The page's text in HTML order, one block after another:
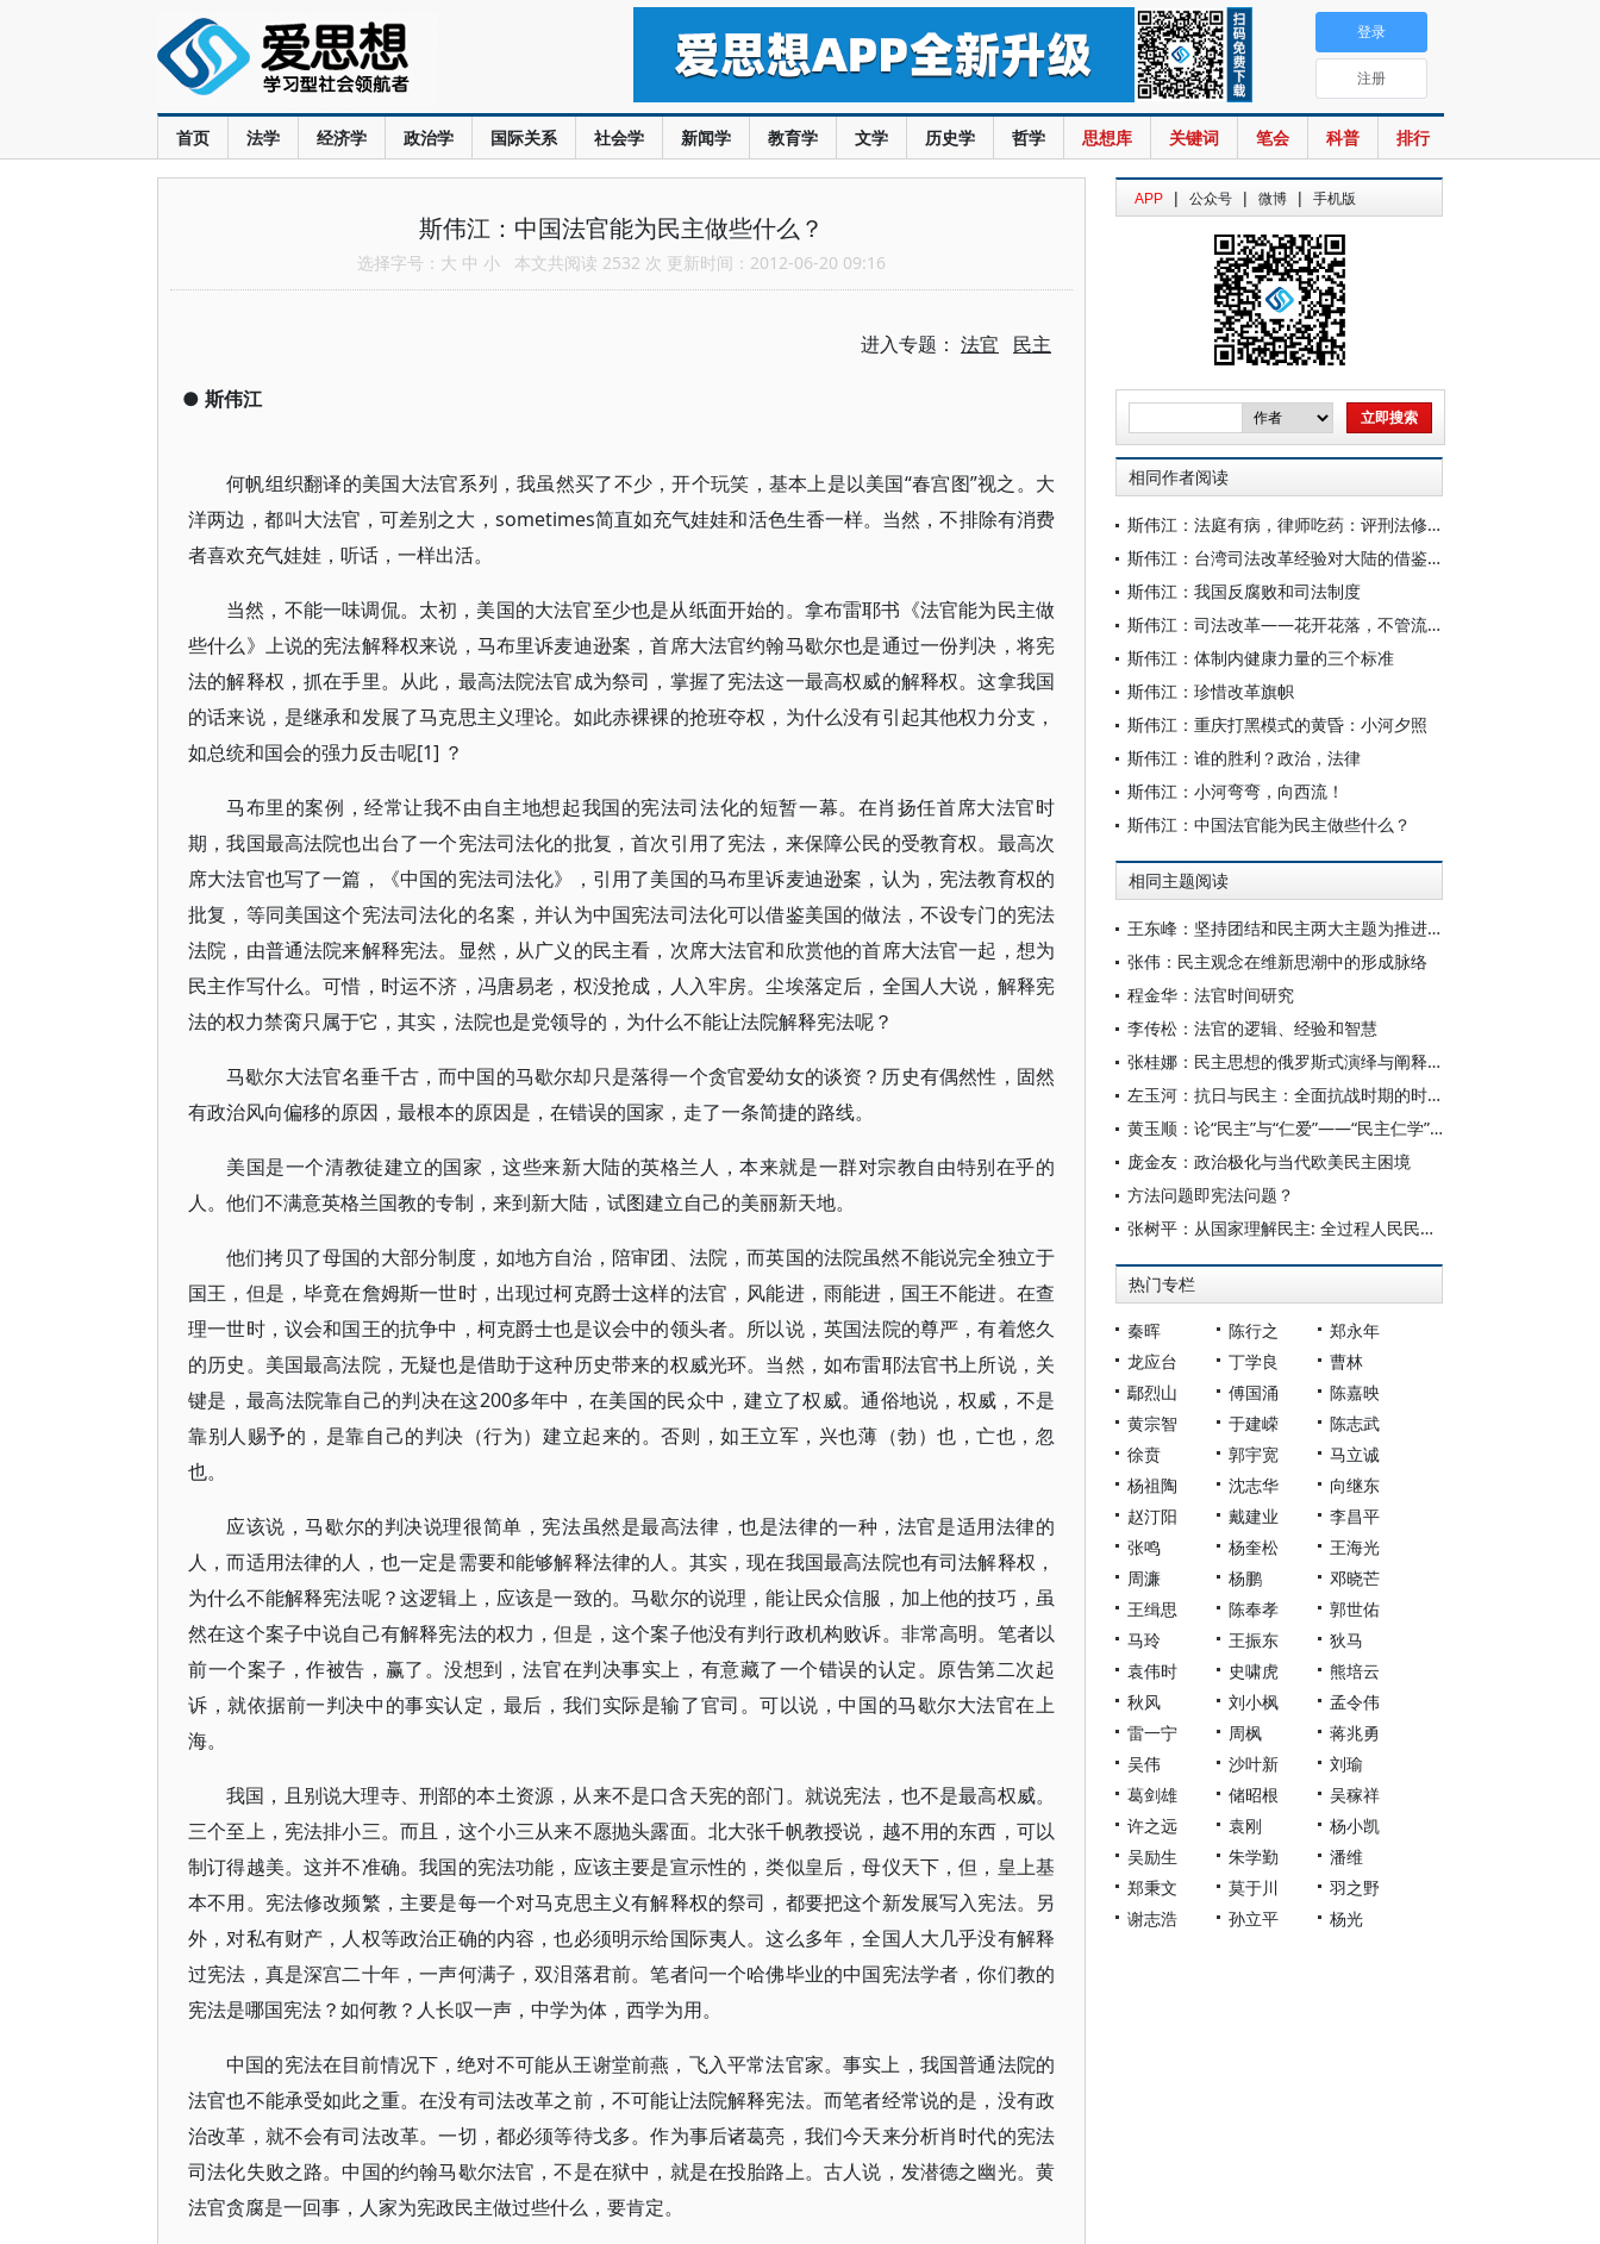
首页 法学 经济学 政治学 国际关系 社会学 新闻学 教育学 文学 历史学 哲学 思想库 关键词 笔会 科普 排行
登录
注册
斯伟江：中国法官能为民主做些什么？
选择字号： 大 中 小 本文共阅读 2532 次 更新时间：2012-06-20 09:16
进入专题： 法官 民主
● 斯伟江
何帆组织翻译的美国大法官系列，我虽然买了不少，开个玩笑，基本上是以美国“春宫图”视之。大
洋两边，都叫大法官，可差别之大，sometimes简直如充气娃娃和活色生香一样。当然，不排除有消费
者喜欢充气娃娃，听话，一样出活。
当然，不能一味调侃。太初，美国的大法官至少也是从纸面开始的。拿布雷耶书《法官能为民主做
些什么》上说的宪法解释权来说，马布里诉麦迪逊案，首席大法官约翰马歇尔也是通过一份判决，将宪
法的解释权，抓在手里。从此，最高法院法官成为祭司，掌握了宪法这一最高权威的解释权。这拿我国
的话来说，是继承和发展了马克思主义理论。如此赤裸裸的抢班夺权，为什么没有引起其他权力分支，
如总统和国会的强力反击呢[1] ？
马布里的案例，经常让我不由自主地想起我国的宪法司法化的短暂一幕。在肖扬任首席大法官时
期，我国最高法院也出台了一个宪法司法化的批复，首次引用了宪法，来保障公民的受教育权。最高次
席大法官也写了一篇，《中国的宪法司法化》，引用了美国的马布里诉麦迪逊案，认为，宪法教育权的
批复，等同美国这个宪法司法化的名案，并认为中国宪法司法化可以借鉴美国的做法，不设专门的宪法
法院，由普通法院来解释宪法。显然，从广义的民主看，次席大法官和欣赏他的首席大法官一起，想为
民主作写什么。可惜，时运不济，冯唐易老，权没抢成，人入牢房。尘埃落定后，全国人大说，解释宪
法的权力禁脔只属于它，其实，法院也是党领导的，为什么不能让法院解释宪法呢？
马歇尔大法官名垂千古，而中国的马歇尔却只是落得一个贪官爱幼女的谈资？历史有偶然性，固然
有政治风向偏移的原因，最根本的原因是，在错误的国家，走了一条简捷的路线。
美国是一个清教徒建立的国家，这些来新大陆的英格兰人，本来就是一群对宗教自由特别在乎的
人。他们不满意英格兰国教的专制，来到新大陆，试图建立自己的美丽新天地。
他们拷贝了母国的大部分制度，如地方自治，陪审团、法院，而英国的法院虽然不能说完全独立于
国王，但是，毕竟在詹姆斯一世时，出现过柯克爵士这样的法官，风能进，雨能进，国王不能进。在查
理一世时，议会和国王的抗争中，柯克爵士也是议会中的领头者。所以说，英国法院的尊严，有着悠久
的历史。美国最高法院，无疑也是借助于这种历史带来的权威光环。当然，如布雷耶法官书上所说，关
键是，最高法院靠自己的判决在这200多年中，在美国的民众中，建立了权威。通俗地说，权威，不是
靠别人赐予的，是靠自己的判决（行为）建立起来的。否则，如王立军，兴也薄（勃）也，亡也，忽
也。
应该说，马歇尔的判决说理很简单，宪法虽然是最高法律，也是法律的一种，法官是适用法律的
人，而适用法律的人，也一定是需要和能够解释法律的人。其实，现在我国最高法院也有司法解释权，
为什么不能解释宪法呢？这逻辑上，应该是一致的。马歇尔的说理，能让民众信服，加上他的技巧，虽
然在这个案子中说自己有解释宪法的权力，但是，这个案子他没有判行政机构败诉。非常高明。笔者以
前一个案子，作被告，赢了。没想到，法官在判决事实上，有意藏了一个错误的认定。原告第二次起
诉，就依据前一判决中的事实认定，最后，我们实际是输了官司。可以说，中国的马歇尔大法官在上
海。
我国，且别说大理寺、刑部的本土资源，从来不是口含天宪的部门。就说宪法，也不是最高权威。
三个至上，宪法排小三。而且，这个小三从来不愿抛头露面。北大张千帆教授说，越不用的东西，可以
制订得越美。这并不准确。我国的宪法功能，应该主要是宣示性的，类似皇后，母仪天下，但，皇上基
本不用。宪法修改频繁，主要是每一个对马克思主义有解释权的祭司，都要把这个新发展写入宪法。另
外，对私有财产，人权等政治正确的内容，也必须明示给国际夷人。这么多年，全国人大几乎没有解释
过宪法，真是深宫二十年，一声何满子，双泪落君前。笔者问一个哈佛毕业的中国宪法学者，你们教的
宪法是哪国宪法？如何教？人长叹一声，中学为体，西学为用。
中国的宪法在目前情况下，绝对不可能从王谢堂前燕，飞入平常法官家。事实上，我国普通法院的
法官也不能承受如此之重。在没有司法改革之前，不可能让法院解释宪法。而笔者经常说的是，没有政
治改革，就不会有司法改革。一切，都必须等待戈多。作为事后诸葛亮，我们今天来分析肖时代的宪法
司法化失败之路。中国的约翰马歇尔法官，不是在狱中，就是在投胎路上。古人说，发潜德之幽光。黄
法官贪腐是一回事，人家为宪政民主做过些什么，要肯定。
APP | 公众号 | 微博 | 手机版
相同作者阅读
斯伟江：法庭有病，律师吃药：评刑法修正案九
斯伟江：台湾司法改革经验对大陆的借鉴意义
斯伟江：我国反腐败和司法制度
斯伟江：司法改革——花开花落，不管流年度
斯伟江：体制内健康力量的三个标准
斯伟江：珍惜改革旗帜
斯伟江：重庆打黑模式的黄昏：小河夕照
斯伟江：谁的胜利？政治，法律
斯伟江：小河弯弯，向西流！
斯伟江：中国法官能为民主做些什么？
相同主题阅读
王东峰：坚持团结和民主两大主题为推进中国式现代化广泛凝心聚力
张伟：民主观念在维新思潮中的形成脉络
程金华：法官时间研究
李传松：法官的逻辑、经验和智慧
张桂娜：民主思想的俄罗斯式演绎与阐释——以俄罗斯保守自由主义流派为例
左玉河：抗日与民主：全面抗战时期的时代主题及其思想回应
黄玉顺：论“民主”与“仁爱”——“民主仁学”的“体用”问题
庞金友：政治极化与当代欧美民主困境
方法问题即宪法问题？
张树平：从国家理解民主: 全过程人民民主的一种政治学阐释
热门专栏
秦晖 陈行之
郑永年
龙应台
丁学良
曹林
鄢烈山
傅国涌
陈嘉映
黄宗智
于建嵘
陈志武
徐贲
郭宇宽
马立诚
杨祖陶
沈志华
向继东
赵汀阳
戴建业
李昌平
张鸣
杨奎松
王海光
周濂
杨鹏
邓晓芒
王缉思
陈奉孝
郭世佑
马玲
王振东
狄马
袁伟时
史啸虎
熊培云
秋风
刘小枫
孟令伟
雷一宁
周枫
蒋兆勇
吴伟
沙叶新
刘瑜
葛剑雄
储昭根
吴稼祥
许之远
袁刚
杨小凯
吴励生
朱学勤
潘维
郑秉文
莫于川
羽之野
谢志浩
孙立平 杨光